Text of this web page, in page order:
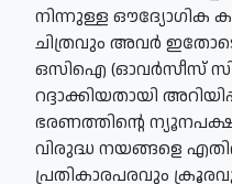
നിന്നുള്ള ഔദ്യോഗിക
ചിത്രവും അവര്‍
ഒസിഐ (ഓവര്‍സീസ്
റദ്ദാക്കിയതായി
ഭരണത്തിന്റെ
വിരുദ്ധ നയങ്ങളെ
പ്രതികാരപരവും